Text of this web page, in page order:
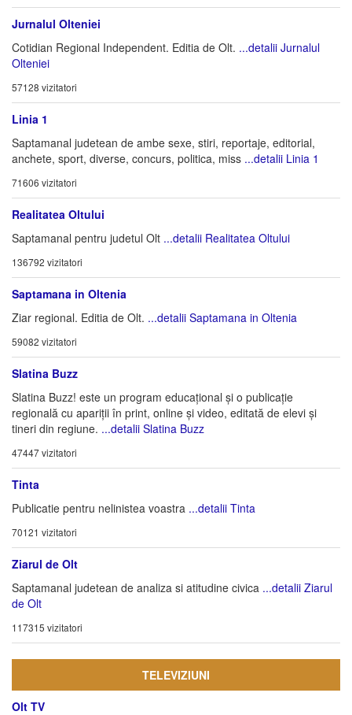
Jurnalul Olteniei
Cotidian Regional Independent. Editia de Olt. ...detalii Jurnalul
Olteniei
57128 vizitatori
Linia 1
Saptamanal judetean de ambe sexe, stiri, reportaje, editorial,
anchete, sport, diverse, concurs, politica, miss ...detalii Linia 1
71606 vizitatori
Realitatea Oltului
Saptamanal pentru judetul Olt ...detalii Realitatea Oltului
136792 vizitatori
Saptamana in Oltenia
Ziar regional. Editia de Olt. ...detalii Saptamana in Oltenia
59082 vizitatori
Slatina Buzz
Slatina Buzz! este un program educațional și o publicație
regională cu apariții în print, online și video, editată de elevi și
tineri din regiune. ...detalii Slatina Buzz
47447 vizitatori
Tinta
Publicatie pentru nelinistea voastra ...detalii Tinta
70121 vizitatori
Ziarul de Olt
Saptamanal judetean de analiza si atitudine civica ...detalii Ziarul
de Olt
117315 vizitatori
TELEVIZIUNI
Olt TV